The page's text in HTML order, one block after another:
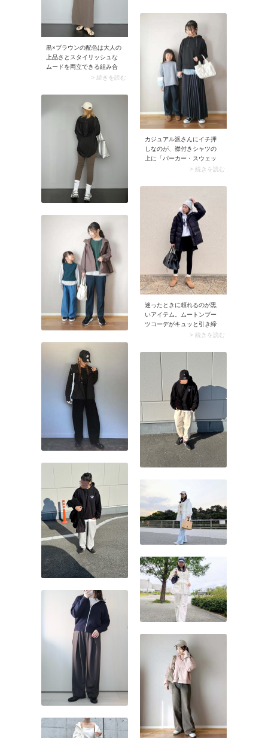
かなルックスに決まるコン
黒×ブラウンの配色は大人の
上品さとスタイリッシュな
ムードを両立できる組み合
わせです。スナップではキ
ラウンコーデに、黒のパー
カーを羽織ることでエッジ
ィなニュアンスをプラス。
こんなふうにかっこいいコ
ーデは服選びだけではな
く、色の組み合わせでも作
れるのでぜひ試してみてく
> 続きを読む
カジュアル派さんにイチ押
しなのが、襟付きシャツの
上に「パーカー・スウェッ
ト」を重ねる着こなし。こ
シャツをチラ見せすると清
潔感が加わり、ラフなパー
カーやスウェットのコーデ
がクリーンなルックスに。
またシャツはゆったりとし
たシルエットを選んでも
OK。爽やかなレイヤードコ
ーデに決まりますよ。
> 続きを読む
迷ったときに頼れるのが黒
いアイテム。ムートンブー
ツコーデがキュッと引き締
まり、全体にメリハリが生
ウター・スカート・レギン
スとコーデの中で3点に黒を
配置。ブラックならではの
スタイリッシュさがムート
ンブーツのほっこり感を程
よく解消してくれますよ。
> 続きを読む